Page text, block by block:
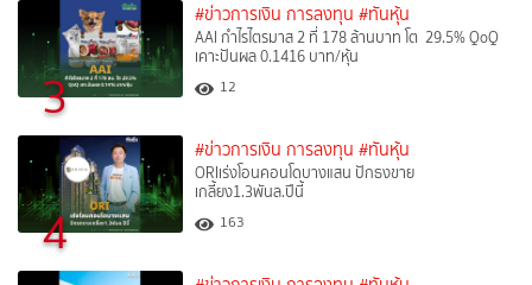
3
#ข่าวการเงิน การลงทุน #ทันหุ้น
AAI กำไรไตรมาส 2 ที่ 178 ล้านบาท โต 29.5% QoQ
เคาะปันผล 0.1416 บาท/หุ้น
12
4
#ข่าวการเงิน การลงทุน #ทันหุ้น
ORIเร่งโอนคอนโดบางแสน ปักธงขาย
เกลี้ยง1.3พันล.ปีนี้
163